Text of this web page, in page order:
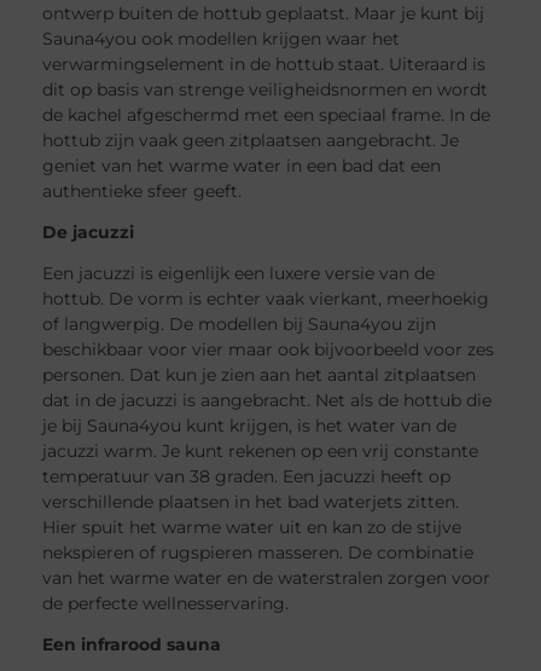
ontwerp buiten de hottub geplaatst. Maar je kunt bij
Sauna4you ook modellen krijgen waar het
verwarmingselement in de hottub staat. Uiteraard is
dit op basis van strenge veiligheidsnormen en wordt
de kachel afgeschermd met een speciaal frame. In de
hottub zijn vaak geen zitplaatsen aangebracht. Je
geniet van het warme water in een bad dat een
authentieke sfeer geeft.
De jacuzzi
Een jacuzzi is eigenlijk een luxere versie van de
hottub. De vorm is echter vaak vierkant, meerhoekig
of langwerpig. De modellen bij Sauna4you zijn
beschikbaar voor vier maar ook bijvoorbeeld voor zes
personen. Dat kun je zien aan het aantal zitplaatsen
dat in de jacuzzi is aangebracht. Net als de hottub die
je bij Sauna4you kunt krijgen, is het water van de
jacuzzi warm. Je kunt rekenen op een vrij constante
temperatuur van 38 graden. Een jacuzzi heeft op
verschillende plaatsen in het bad waterjets zitten.
Hier spuit het warme water uit en kan zo de stijve
nekspieren of rugspieren masseren. De combinatie
van het warme water en de waterstralen zorgen voor
de perfecte wellnesservaring.
Een infrarood sauna